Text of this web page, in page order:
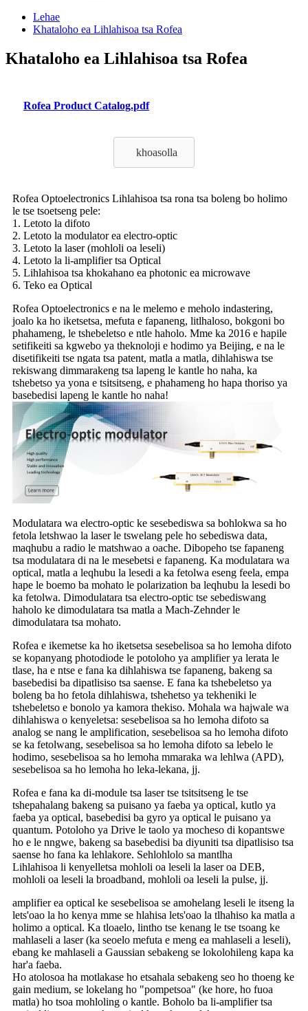
Lehae
Khataloho ea Lihlahisoa tsa Rofea
Khataloho ea Lihlahisoa tsa Rofea
Rofea Product Catalog.pdf
khoasolla
Rofea Optoelectronics Lihlahisoa tsa rona tsa boleng bo holimo
le tse tsoetseng pele:
1. Letoto la difoto
2. Letoto la modulator ea electro-optic
3. Letoto la laser (mohloli oa leseli)
4. Letoto la li-amplifier tsa Optical
5. Lihlahisoa tsa khokahano ea photonic ea microwave
6. Teko ea Optical
Rofea Optoelectronics e na le melemo e meholo indastering,
joalo ka ho iketsetsa, mefuta e fapaneng, litlhaloso, bokgoni bo
phahameng, le tshebeletso e ntle haholo. Mme ka 2016 e hapile
setifikeiti sa kgwebo ya theknoloji e hodimo ya Beijing, e na le
disetifikeiti tse ngata tsa patent, matla a matla, dihlahiswa tse
rekiswang dimmarakeng tsa lapeng le kantle ho naha, ka
tshebetso ya yona e tsitsitseng, e phahameng ho hapa thoriso ya
basebedisi lapeng le kantle ho naha!
Modulatara wa electro-optic ke sesebediswa sa bohlokwa sa ho
fetola letshwao la laser le tswelang pele ho sebediswa data,
maqhubu a radio le matshwao a oache. Dibopeho tse fapaneng
tsa modulatara di na le mesebetsi e fapaneng. Ka modulatara wa
optical, matla a leqhubu la lesedi a ka fetolwa eseng feela, empa
hape le boemo ba mohato le polarization ba leqhubu la lesedi bo
ka fetolwa. Dimodulatara tsa electro-optic tse sebediswang
haholo ke dimodulatara tsa matla a Mach-Zehnder le
dimodulatara tsa mohato.
Rofea e ikemetse ka ho iketsetsa sesebelisoa sa ho lemoha difoto
se kopanyang photodiode le potoloho ya amplifier ya lerata le
tlase, ha e ntse e fana ka dihlahiswa tse fapaneng, bakeng sa
basebedisi ba dipatlisiso tsa saense. E fana ka tshebeletso ya
boleng ba ho fetola dihlahiswa, tshehetso ya tekheniki le
tshebeletso e bonolo ya kamora thekiso. Mohala wa hajwale wa
dihlahiswa o kenyeletsa: sesebelisoa sa ho lemoha difoto sa
analog se nang le amplification, sesebelisoa sa ho lemoha difoto
se ka fetolwang, sesebelisoa sa ho lemoha difoto sa lebelo le
hodimo, sesebelisoa sa ho lemoha mmaraka wa lehlwa (APD),
sesebelisoa sa ho lemoha ho leka-lekana, jj.
Rofea e fana ka di-module tsa laser tse tsitsitseng le tse
tshepahalang bakeng sa puisano ya faeba ya optical, kutlo ya
faeba ya optical, basebedisi ba gyro ya optical le puisano ya
quantum. Potoloho ya Drive le taolo ya mocheso di kopantswe
ho e le nngwe, bakeng sa basebedisi ba diyuniti tsa dipatlisiso tsa
saense ho fana ka lehlakore. Sehlohlolo sa mantlha
Lihlahisoa li kenyelletsa mohloli oa leseli la laser oa DEB,
mohloli oa leseli la broadband, mohloli oa leseli la pulse, jj.
amplifier ea optical ke sesebelisoa se amohelang leseli le itseng la
lets'oao la ho kenya mme se hlahisa lets'oao la tlhahiso ka matla a
holimo a optical. Ka tloaelo, lintho tse kenang le tse tsoang ke
mahlaseli a laser (ka seoelo mefuta e meng ea mahlaseli a leseli),
ebang ke mahlaseli a Gaussian sebakeng se lokolohileng kapa ka
har'a faeba.
Ho atolosoa ha motlakase ho etsahala sebakeng seo ho thoeng ke
gain medium, se lokelang ho "pompetsoa" (ke hore, ho fuoa
matla) ho tsoa mohloling o kantle. Boholo ba li-amplifier tsa